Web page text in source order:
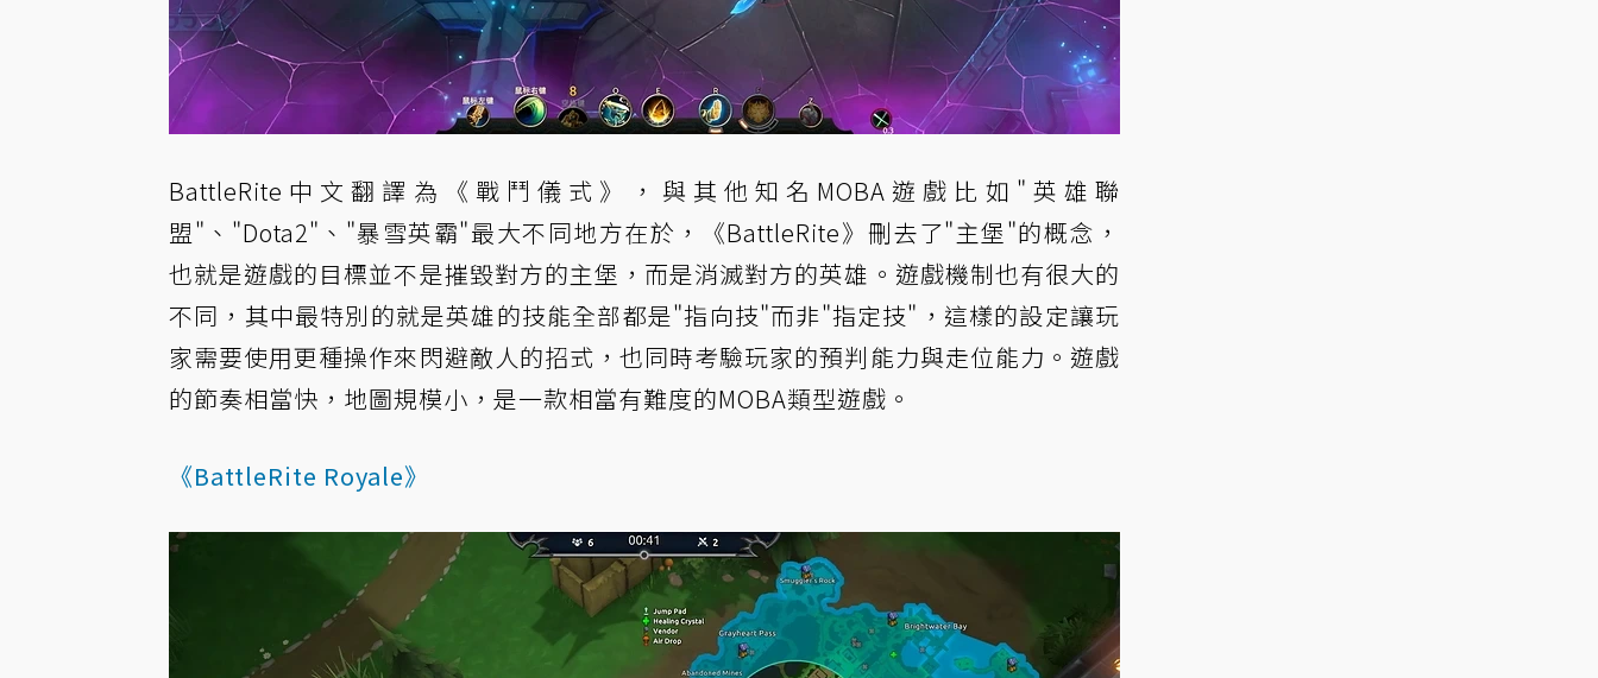
BattleRite中文翻譯為《戰鬥儀式》，與其他知名MOBA遊戲比如"英雄聯
盟"、"Dota2"、"暴雪英霸"最大不同地方在於，《BattleRite》刪去了"主堡"的概念，
也就是遊戲的目標並不是摧毀對方的主堡，而是消滅對方的英雄。遊戲機制也有很大的
不同，其中最特別的就是英雄的技能全部都是"指向技"而非"指定技"，這樣的設定讓玩
家需要使用更種操作來閃避敵人的招式，也同時考驗玩家的預判能力與走位能力。遊戲
的節奏相當快，地圖規模小，是一款相當有難度的MOBA類型遊戲。
《BattleRite Royale》